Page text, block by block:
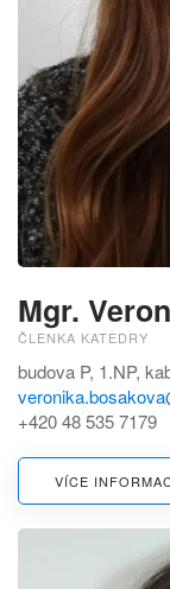
Mgr.
ČLENKA KATEDRY
budova P, 1.NP,
+420 48 535 7179
VÍCE